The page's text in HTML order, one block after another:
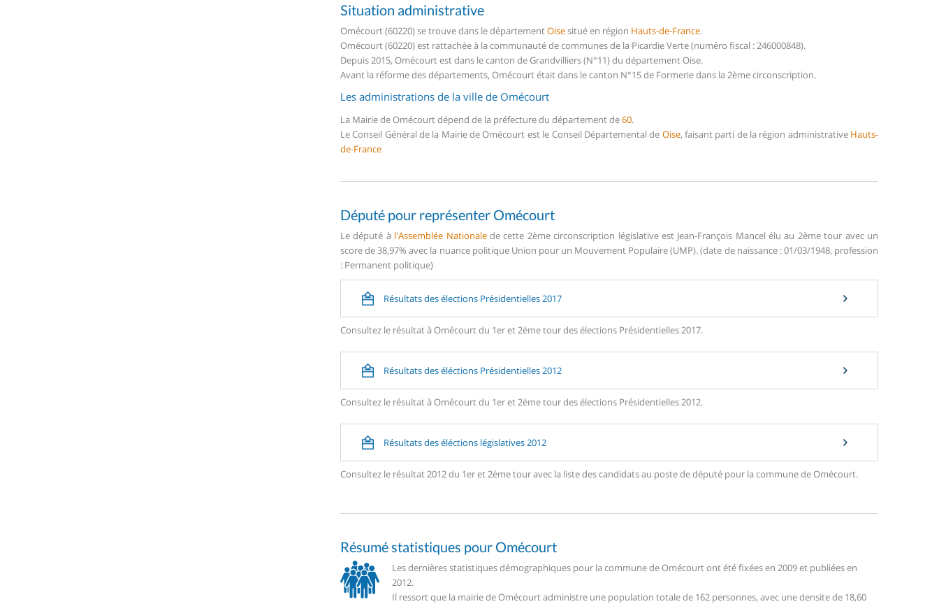
Situation administrative
Omécourt (60220) se trouve dans le départementOisesitué en région Hauts-de-France.
Omécourt (60220) est rattachée à la communauté de communes de la Picardie Verte (numéro fiscal : 246000848).
Depuis 2015, Omécourt est dans le canton de Grandvilliers (N°11) du département Oise.
Avant la réforme des départements, Omécourt était dans le canton N°15 de Formerie dans la 2ème circonscription.
Les administrations de la ville de Omécourt
La Mairie de Omécourt dépend de la préfecture du département de60.
Le Conseil Général de la Mairie de Omécourt est le Conseil Départemental de Oise, faisant parti de la région administrative Hauts-
de-France
Député pour représenter Omécourt
Le député à l'Assemblée Nationalede cette 2ème circonscription législative est Jean-François Mancel élu au 2ème tour avec un
score de 38,97% avec la nuance politique Union pour un Mouvement Populaire (UMP). (date de naissance : 01/03/1948, profession
: Permanent politique)
Résultats des élections Présidentielles 2017
Consultez le résultat à Omécourt du 1er et 2ème tour des élections Présidentielles 2017.
Résultats des éléctions Présidentielles 2012
Consultez le résultat à Omécourt du 1er et 2ème tour des élections Présidentielles 2012.
Résultats des éléctions législatives 2012
Consultez le résultat 2012 du 1er et 2ème tour avec la liste des candidats au poste de député pour la commune de Omécourt.
Résumé statistiques pour Omécourt
Les dernières statistiques démographiques pour la commune de Omécourt ont été fixées en 2009 et publiées en
2012.
Il ressort que la mairie de Omécourt administre une population totale de 162 personnes, avec une densite de 18,60